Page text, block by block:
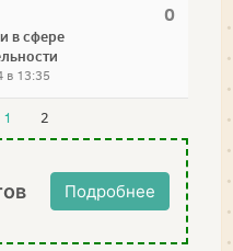
0
в сфере
в 13:35
1 2
Подробнее